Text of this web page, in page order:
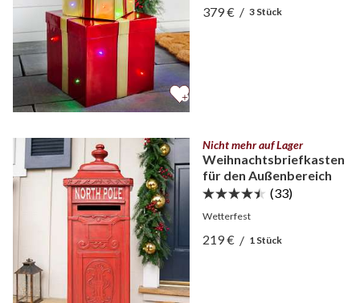
Ansicht Beleuchtete
Ansicht Beleuchtete
379 €/ 3 Stück
Nicht mehr auf Lager
Weihnachtsbriefkasten
für den Außenbereich
(33)
Wetterfest
Ansicht
Ansicht
219 €/ 1 Stück